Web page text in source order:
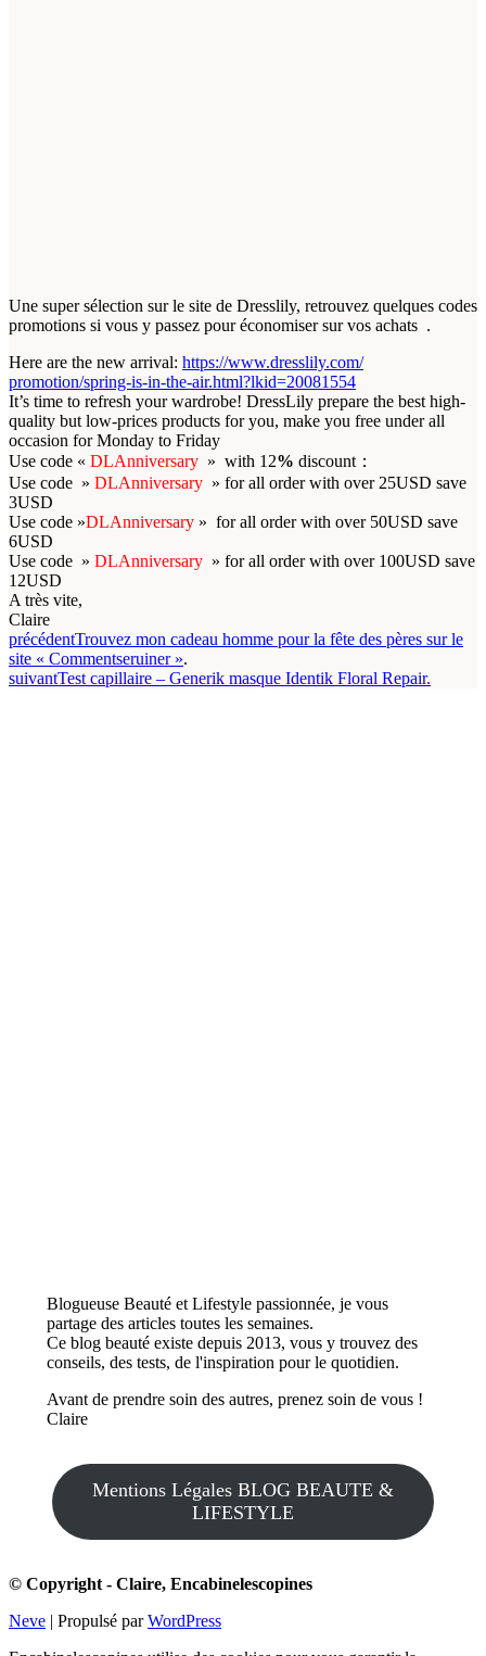
Une super sélection sur le site de Dresslily, retrouvez quelques codes
promotions si vous y passez pour économiser sur vos achats .
Here are the new arrival: https://www.dresslily.com/
promotion/spring-is-in-the-air.html?lkid=20081554
It’s time to refresh your wardrobe! DressLily prepare the best high-
quality but low-prices products for you, make you free under all
occasion for Monday to Friday
Use code « DLAnniversary » with 12% discount：
Use code » DLAnniversary » for all order with over 25USD save
3USD
Use code »DLAnniversary » for all order with over 50USD save
6USD
Use code » DLAnniversary » for all order with over 100USD save
12USD
A très vite,
Claire
précédentTrouvez mon cadeau homme pour la fête des pères sur le
site « Commentseruiner ».
suivantTest capillaire – Generik masque Identik Floral Repair.
Blogueuse Beauté et Lifestyle passionnée, je vous
partage des articles toutes les semaines.
Ce blog beauté existe depuis 2013, vous y trouvez des
conseils, des tests, de l'inspiration pour le quotidien.
Avant de prendre soin des autres, prenez soin de vous !
Claire
Mentions Légales BLOG BEAUTE &
LIFESTYLE
© Copyright - Claire, Encabinelescopines
Neve | Propulsé parWordPress